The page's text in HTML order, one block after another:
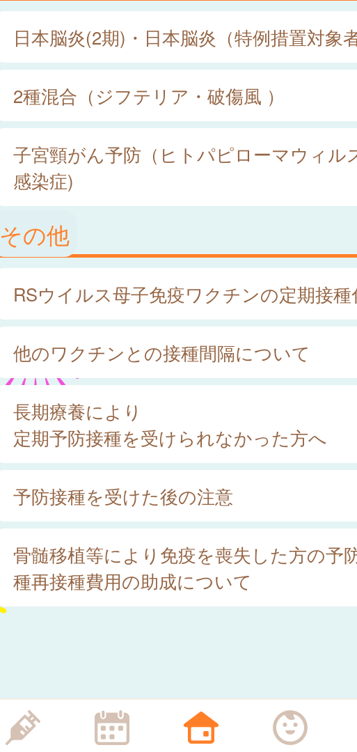
日本脳炎(2期)・日本脳炎（特例措置対象
2種混合（ジフテリア・破傷風 ）
子宮頸がん予防（ヒトパピローマウィル
感染症)
その他
RSウイルス母子免疫ワクチンの定期接種
他のワクチンとの接種間隔について
長期療養により
定期予防接種を受けられなかった方へ
予防接種を受けた後の注意
骨髄移植等により免疫を喪失した方の予
種再接種費用の助成について